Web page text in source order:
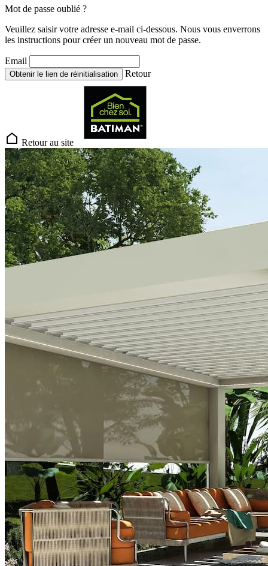
Mot de passe oublié ?
Veuillez saisir votre adresse e-mail ci-dessous. Nous vous enverrons
les instructions pour créer un nouveau mot de passe.
Email
Obtenir le lien de réinitialisation Retour
Retour au site